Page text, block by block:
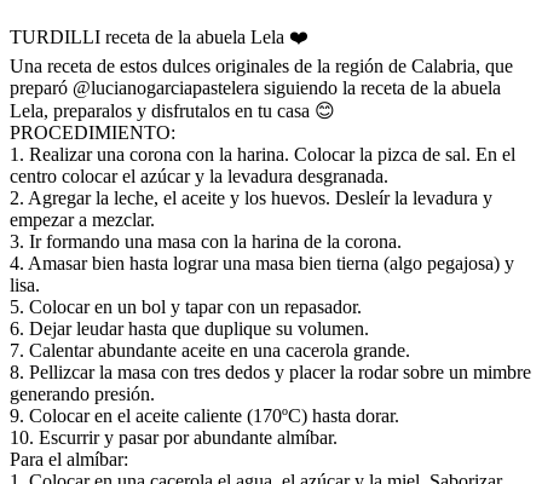
TURDILLI receta de la abuela Lela ❤️
Una receta de estos dulces originales de la región de Calabria, que
preparó @lucianogarciapastelera siguiendo la receta de la abuela
Lela, preparalos y disfrutalos en tu casa 😊
PROCEDIMIENTO:
1. Realizar una corona con la harina. Colocar la pizca de sal. En el
centro colocar el azúcar y la levadura desgranada.
2. Agregar la leche, el aceite y los huevos. Desleír la levadura y
empezar a mezclar.
3. Ir formando una masa con la harina de la corona.
4. Amasar bien hasta lograr una masa bien tierna (algo pegajosa) y
lisa.
5. Colocar en un bol y tapar con un repasador.
6. Dejar leudar hasta que duplique su volumen.
7. Calentar abundante aceite en una cacerola grande.
8. Pellizcar la masa con tres dedos y placer la rodar sobre un mimbre
generando presión.
9. Colocar en el aceite caliente (170ºC) hasta dorar.
10. Escurrir y pasar por abundante almíbar.
Para el almíbar: